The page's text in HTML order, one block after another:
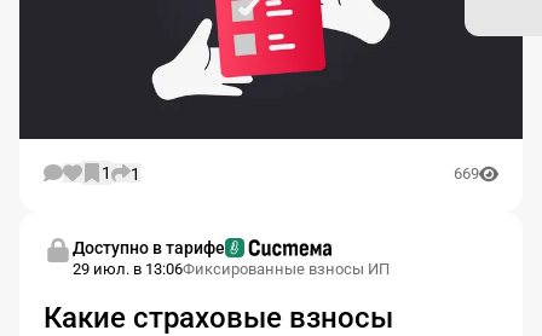
1 1 669
Доступно в тарифе
29 июл. в 13:06Фиксированные взносы ИП
Какие страховые взносы